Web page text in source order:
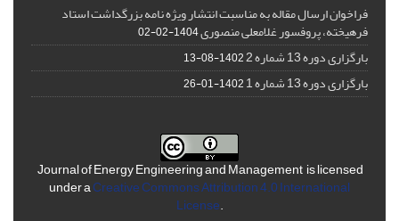
فراخوان ارسال مقاله به مناسبت انتشار ویژه نامه بزرگداشت استاد
فرهیخته، پروفسور غلامعلی منصوری1404-02-02
بارگزاری دوره 13 شماره 2 1402-08-13
بارگزاری دوره 13 شماره 1 1402-01-26
Journal of Energy Engineering and Management is licensed
under aCreative Commons Attribution 4.0 International
License.